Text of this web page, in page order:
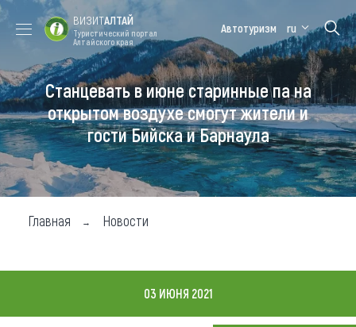
Форум VISIT
ALTAI
Цветение
маральника
Медицинский
форум
Алтайская
зимовка
Туры
Где побывать
Чем заняться
Карта
ВИЗИТАЛТАЙ
Туристический портал
Алтайского края
Автотуризм ru
Станцевать в июне старинные па на
открытом воздухе смогут жители и
гости Бийска и Барнаула
Главная Новости
03 ИЮНЯ 2021